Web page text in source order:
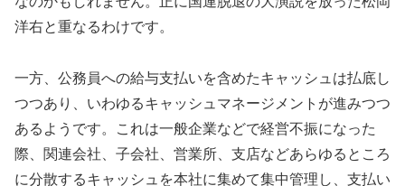
洋右と重なるわけです。
一方、公務員への給与支払いを含めたキャッシュは払底し
つつあり、いわゆるキャッシュマネージメントが進みつつ
あるようです。これは一般企業などで経営不振になった
際、関連会社、子会社、営業所、支店などあらゆるところ
に分散するキャッシュを本社に集めて集中管理し、支払い